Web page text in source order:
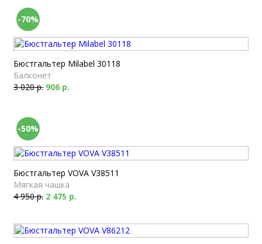
-70%
Бюстгальтер Milabel 30118
Балконет
3 020 р. 906 р.
-50%
Бюстгальтер VOVA V38511
Мягкая чашка
4 950 р. 2 475 р.